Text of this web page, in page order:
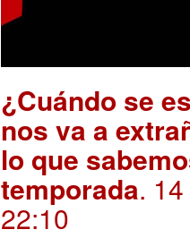
¿Cuándo se
nos va a
lo que
temporada.
22:10